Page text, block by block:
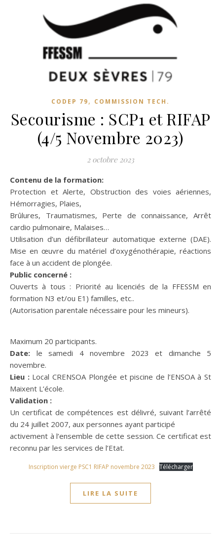
CODEP 79, COMMISSION TECH.
Secourisme : SCP1 et RIFAP
(4/5 Novembre 2023)
2 octobre 2023
Contenu de la formation:
Protection et Alerte, Obstruction des voies aériennes,
Hémorragies, Plaies,
Brûlures, Traumatismes, Perte de connaissance, Arrêt
cardio pulmonaire, Malaises…
Utilisation d’un défibrillateur automatique externe (DAE).
Mise en œuvre du matériel d’oxygénothérapie, réactions
face à un accident de plongée.
Public concerné :
Ouverts à tous : Priorité au licenciés de la FFESSM en
formation N3 et/ou E1) familles, etc..
(Autorisation parentale nécessaire pour les mineurs).
Maximum 20 participants.
Date: le samedi 4 novembre 2023 et dimanche 5
novembre.
Lieu :Local CRENSOA Plongée et piscine de l’ENSOA à St
Maixent L’école.
Validation :
Un certificat de compétences est délivré, suivant l’arrêté
du 24 juillet 2007, aux personnes ayant participé
activement à l’ensemble de cette session. Ce certificat est
reconnu par les services de l’Etat.
Inscription vierge PSC1 RIFAP novembre 2023 Télécharger
LIRE LA SUITE